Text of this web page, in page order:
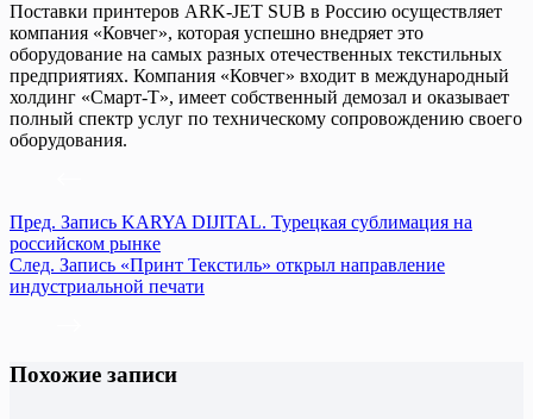
Поставки принтеров ARK-JET SUB в Россию осуществляет
компания «Ковчег», которая успешно внедряет это
оборудование на самых разных отечественных текстильных
предприятиях. Компания «Ковчег» входит в международный
холдинг «Смарт-Т», имеет собственный демозал и оказывает
полный спектр услуг по техническому сопровождению своего
оборудования.
Пред. Запись KARYA DIJITAL. Турецкая сублимация на
российском рынке
След. Запись «Принт Текстиль» открыл направление
индустриальной печати
Похожие записи